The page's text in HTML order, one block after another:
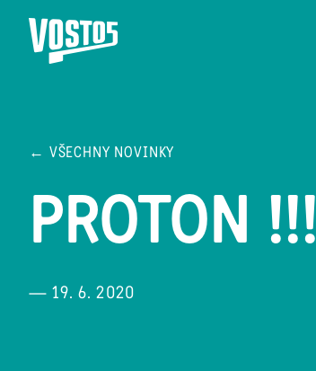
← VŠECHNY NOVINKY
PROTON !!!
— 19. 6. 2020